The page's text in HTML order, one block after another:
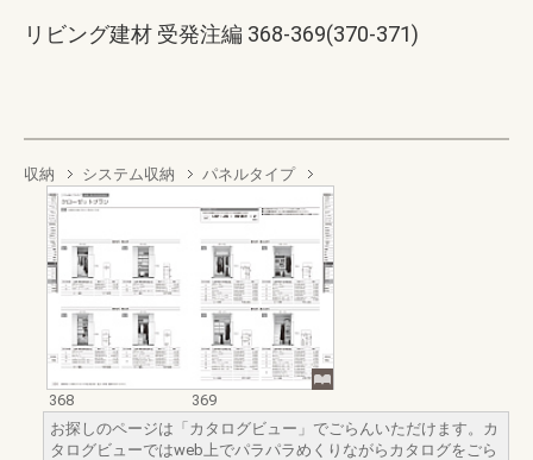
リビング建材 受発注編 368-369(370-371)
収納 システム収納 パネルタイプ
368
369
お探しのページは「カタログビュー」でごらんいただけます。カ
タログビューではweb上でパラパラめくりながらカタログをごら